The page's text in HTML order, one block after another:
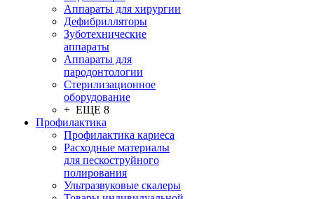
Аппараты для хирургии
Дефибрилляторы
Зуботехнические
аппараты
Аппараты для
пародонтологии
Стерилизационное
оборудование
+ ЕЩЕ 8
Профилактика
Профилактика кариеса
Расходные материалы
для пескоструйного
полирования
Ультразвуковые скалеры